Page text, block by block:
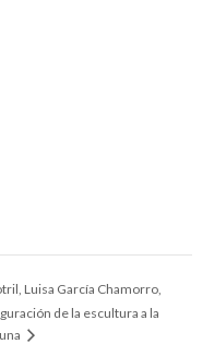
Luisa García Chamorro,
de la escultura a la